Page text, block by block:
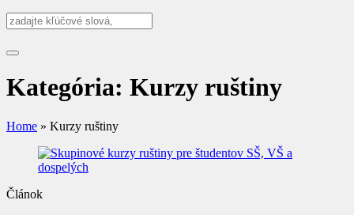
Kategória: Kurzy ruštiny
Home » Kurzy ruštiny
Článok